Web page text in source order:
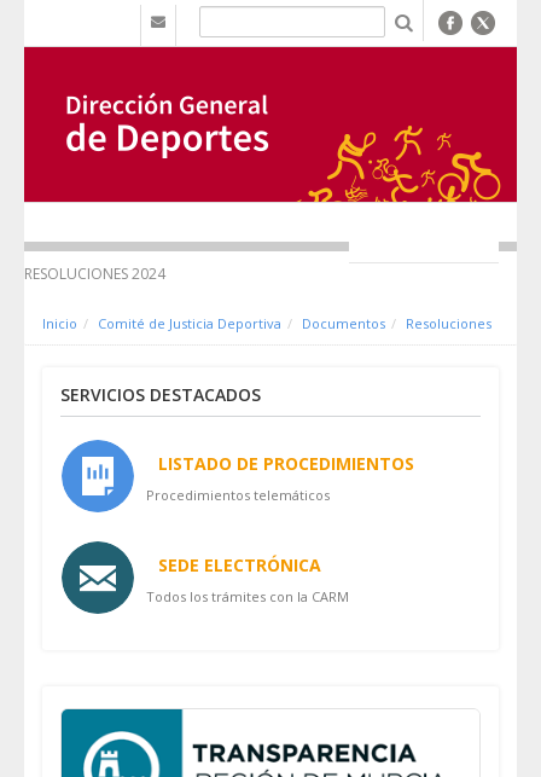
Zum Inhalt wechseln
RESOLUCIONES 2024
Inicio Comité de Justicia Deportiva Documentos Resoluciones
SERVICIOS DESTACADOS
LISTADO DE PROCEDIMIENTOS
Procedimientos telemáticos
SEDE ELECTRÓNICA
Todos los trámites con la CARM